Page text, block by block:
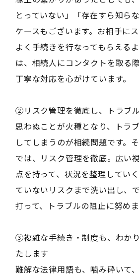
とっていない」「存在すら知ら
ケースもございます。お相手に
よく手続きを行なってもらえる
は、相続人にコンタクトを取る
丁寧な対応を心がけています。
②リスク管理を徹底し、トラブ
思わぬことが火種となり、トラ
してしまうのが相続問題です。
では、リスク管理を徹底。広い
点を持って、状況を整理してい
ていないリスクまで洗い出し、
打って、トラブルの阻止に努めま
③複雑な手続き・制度も、わか
たします
難解な法律用語も、噛み砕いて